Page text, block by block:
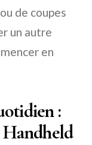
de coupes
un autre
en
: